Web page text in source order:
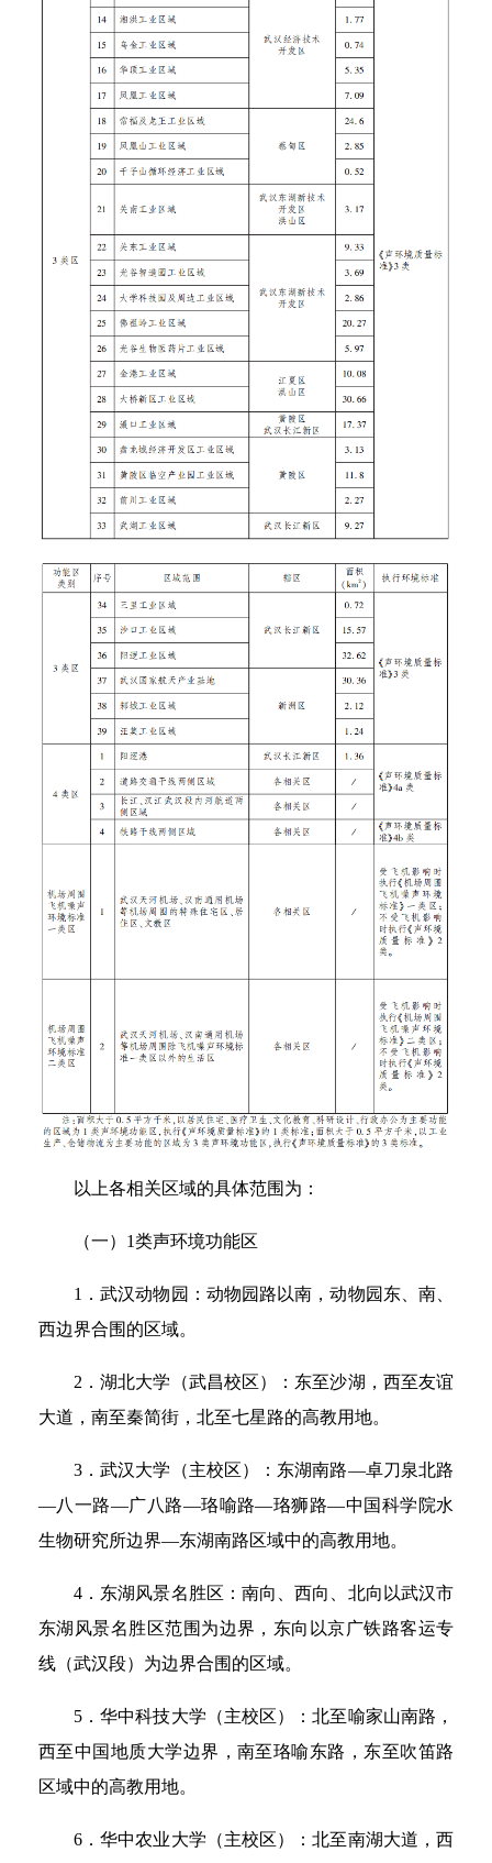
以上各相关区域的具体范围为：
（一）1类声环境功能区
1．武汉动物园：动物园路以南，动物园东、南、
西边界合围的区域。
2．湖北大学（武昌校区）：东至沙湖，西至友谊
大道，南至秦简街，北至七星路的高教用地。
3．武汉大学（主校区）：东湖南路—卓刀泉北路
—八一路—广八路—珞喻路—珞狮路—中国科学院水
生物研究所边界—东湖南路区域中的高教用地。
4．东湖风景名胜区：南向、西向、北向以武汉市
东湖风景名胜区范围为边界，东向以京广铁路客运专
线（武汉段）为边界合围的区域。
5．华中科技大学（主校区）：北至喻家山南路，
西至中国地质大学边界，南至珞喻东路，东至吹笛路
区域中的高教用地。
6．华中农业大学（主校区）：北至南湖大道，西